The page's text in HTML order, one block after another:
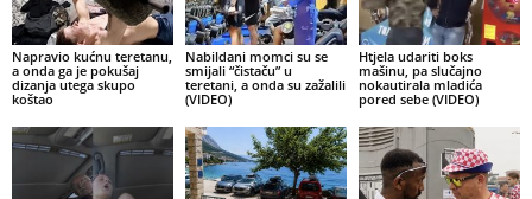
Napravio kućnu teretanu,
a onda ga je pokušaj
dizanja utega skupo
koštao
Nabildani momci su se
smijali “čistaču” u
teretani, a onda su zažalili
(VIDEO)
Htjela udariti boks
mašinu, pa slučajno
nokautirala mladića
pored sebe (VIDEO)